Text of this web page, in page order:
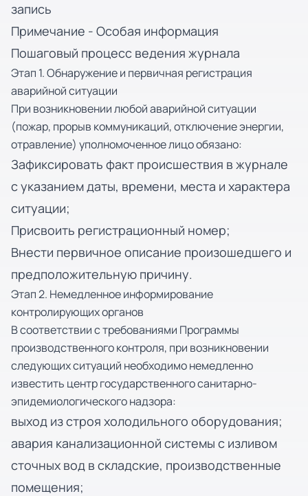
запись
Примечание - Особая информация
Пошаговый процесс ведения журнала
Этап 1. Обнаружение и первичная регистрация
аварийной ситуации
При возникновении любой аварийной ситуации
(пожар, прорыв коммуникаций, отключение энергии,
отравление) уполномоченное лицо обязано:
Зафиксировать факт происшествия в журнале
с указанием даты, времени, места и характера
ситуации;
Присвоить регистрационный номер;
Внести первичное описание произошедшего и
предположительную причину.
Этап 2. Немедленное информирование
контролирующих органов
В соответствии с требованиями Программы
производственного контроля, при возникновении
следующих ситуаций необходимо немедленно
известить центр государственного санитарно-
эпидемиологического надзора:
выход из строя холодильного оборудования;
авария канализационной системы с изливом
сточных вод в складские, производственные
помещения;